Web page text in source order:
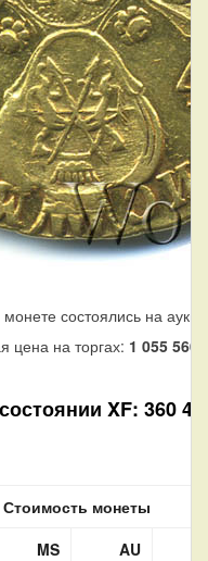
состоялись на
цена на торгах: 1 055 560
XF: 360
Стоимость монеты
MS AU